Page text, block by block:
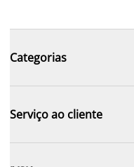
Categorias
Serviço ao cliente